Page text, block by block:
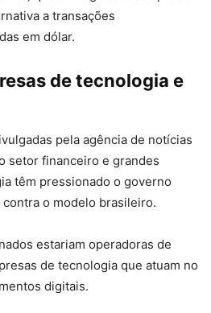
a transações
em dólar.
de tecnologia e
pela agência de notícias
setor financeiro e grandes
têm pressionado o governo
o modelo brasileiro.
estariam operadoras de
de tecnologia que atuam no
digitais.